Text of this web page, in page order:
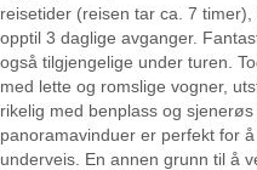
reisetider (reisen tar ca. 7
opptil 3 daglige avganger.
også tilgjengelige under turen.
med lette og romslige vogner,
rikelig med benplass og
panoramavinduer er perfekt for
underveis. En annen grunn til å